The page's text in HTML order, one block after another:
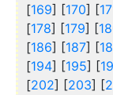
[169] [170] [
[178] [179] [
[186] [187] [
[194] [195] [
[202] [203] [